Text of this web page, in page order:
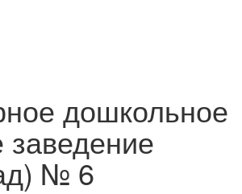
дошкольное
заведение
№ 6